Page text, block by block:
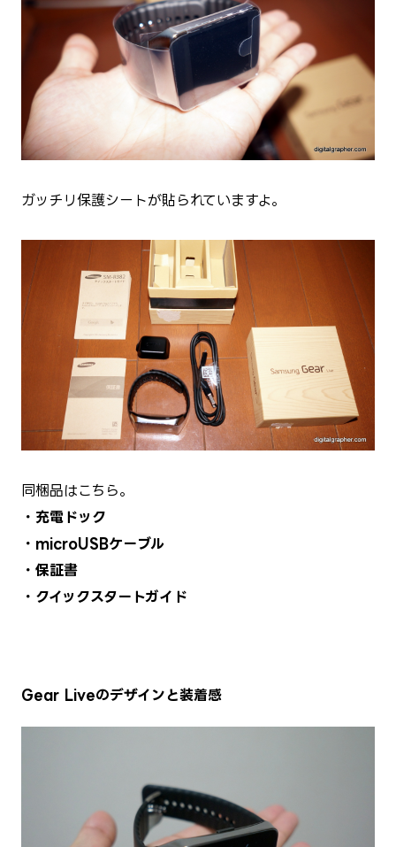
ガッチリ保護シートが貼られていますよ。
同梱品はこちら。
・充電ドック
・microUSBケーブル
・保証書
・クイックスタートガイド
Gear Liveのデザインと装着感